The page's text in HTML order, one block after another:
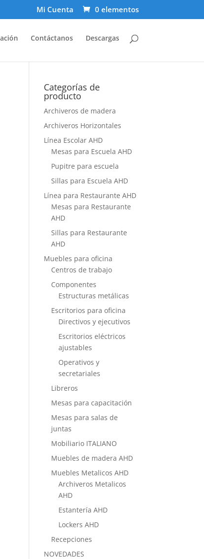
Mi Cuenta 0 elementos
Contáctanos Descargas
Categorías de
producto
Archiveros de madera
Archiveros Horizontales
Línea Escolar AHD
Mesas para Escuela AHD
Pupitre para escuela
Sillas para Escuela AHD
Línea para Restaurante AHD
Mesas para Restaurante
AHD
Sillas para Restaurante
AHD
Muebles para oficina
Centros de trabajo
Componentes
Estructuras metálicas
Escritorios para oficina
Directivos y ejecutivos
Escritorios eléctricos
ajustables
Operativos y
secretariales
Libreros
Mesas para capacitación
Mesas para salas de
juntas
Mobiliario ITALIANO
Muebles de madera AHD
Muebles Metalicos AHD
Archiveros Metalicos
AHD
Estantería AHD
Lockers AHD
Recepciones
NOVEDADES